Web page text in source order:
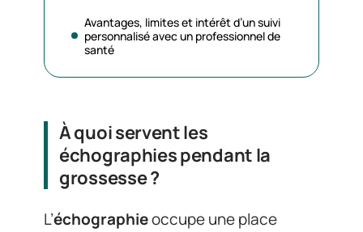
Avantages, limites et intérêt d’un suivi
personnalisé avec un professionnel de
santé
À quoi servent les
échographies pendant la
grossesse ?
L’échographieoccupe une place